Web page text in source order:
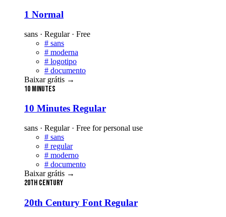
1 Normal
sans · Regular · Free
# sans
# moderna
# logotipo
# documento
Baixar grátis →
10 Minutes
10 Minutes Regular
sans · Regular · Free for personal use
# sans
# regular
# moderno
# documento
Baixar grátis →
20th Century
20th Century Font Regular